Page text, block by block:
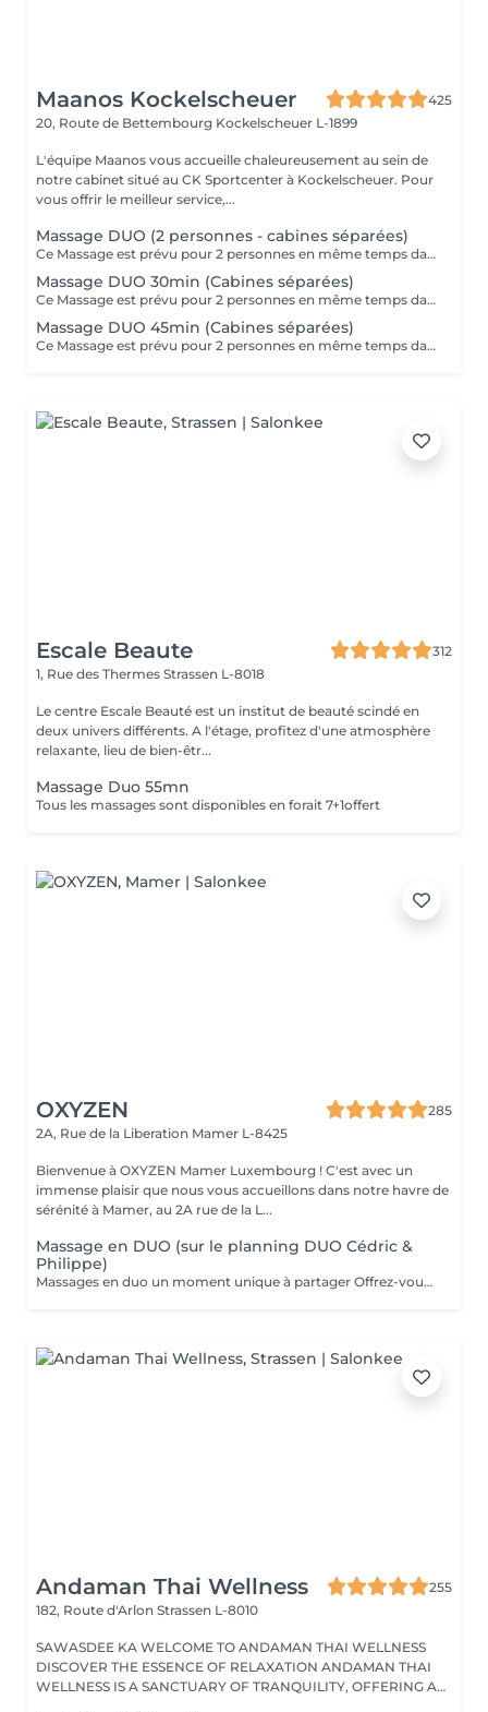
Maanos Kockelscheuer
425
20, Route de Bettembourg Kockelscheuer L-1899
L'équipe Maanos vous accueille chaleureusement au sein de
notre cabinet situé au CK Sportcenter à Kockelscheuer. Pour
vous offrir le meilleur service,...
Massage DUO (2 personnes - cabines séparées)
Ce Massage est prévu pour 2 personnes en même temps dans 2 CABINES SÉPARÉES. Les 2 massages seront Sur Mesure, en fonction des envies et des besoins de chacun. -> Pour une cabine Duo voir Limpertsberg, Soleuvre ou Marnach.
Massage DUO 30min (Cabines séparées)
Ce Massage est prévu pour 2 personnes en même temps dans 2 CABINES SÉPARÉES. Les 2 massages seront Sur Mesure, en fonction des envies et des besoins de chacun. -> Pour une cabine Duo voir Limpertsberg, Soleuvre ou Marnach.
Massage DUO 45min (Cabines séparées)
Ce Massage est prévu pour 2 personnes en même temps dans 2 CABINES SÉPARÉES. Les 2 massages seront Sur Mesure, en fonction des envies et des besoins de chacun. -> Pour une cabine Duo voir Limpertsberg, Soleuvre ou Marnach.
Escale Beaute
312
1, Rue des Thermes Strassen L-8018
Le centre Escale Beauté est un institut de beauté scindé en
deux univers différents. A l'étage, profitez d'une atmosphère
relaxante, lieu de bien-êtr...
Massage Duo 55mn
Tous les massages sont disponibles en forait 7+1offert
OXYZEN
285
2A, Rue de la Liberation Mamer L-8425
Bienvenue à OXYZEN Mamer Luxembourg ! C'est avec un
immense plaisir que nous vous accueillons dans notre havre de
sérénité à Mamer, au 2A rue de la L...
Massage en DUO (sur le planning DUO Cédric &
Philippe)
Massages en duo un moment unique à partager Offrez-vous une expérience de bien-être à deux grâce à nos massages en duo, pensés pour créer complicité, détente et harmonie. Que ce soit avec votre partenaire, un proche ou un ami, profitez ensemble d'une parenthèse hors du temps où les tensions disparaissent et où l'énergie se renouvelle. Un massage en duo est aussi une idée cadeau idéale pour surprendre et faire plaisir. Déconseillé aux femmes enceintes. Pour en savoir plus, cliquez ici : https://www.oxyzen.lu/massages/massage-corps-duo.html Avertissement : Nos soins sont dédiés au bien-être et à la relaxation. Ils ne remplacent pas un suivi médical et ne relèvent pas de la kinésithérapie.
Andaman Thai Wellness
255
182, Route d'Arlon Strassen L-8010
SAWASDEE KA WELCOME TO ANDAMAN THAI WELLNESS
DISCOVER THE ESSENCE OF RELAXATION ANDAMAN THAI
WELLNESS IS A SANCTUARY OF TRANQUILITY, OFFERING A